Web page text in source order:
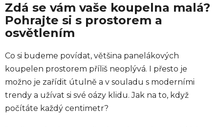
Zdá se vám vaše koupelna malá?
Pohrajte si s prostorem a
osvětlením
Co si budeme povídat, většina panelákových
koupelen prostorem příliš neoplývá. I přesto je
možno je zařídit útulně a v souladu s moderními
trendy a užívat si své oázy klidu. Jak na to, když
počítáte každý centimetr?